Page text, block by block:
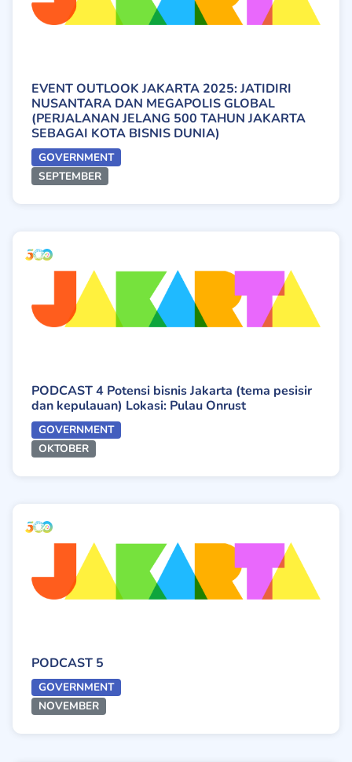
EVENT OUTLOOK JAKARTA 2025: JATIDIRI
NUSANTARA DAN MEGAPOLIS GLOBAL
(PERJALANAN JELANG 500 TAHUN JAKARTA
SEBAGAI KOTA BISNIS DUNIA)
GOVERNMENT
SEPTEMBER
PODCAST 4 Potensi bisnis Jakarta (tema pesisir
dan kepulauan) Lokasi: Pulau Onrust
GOVERNMENT
OKTOBER
PODCAST 5
GOVERNMENT
NOVEMBER